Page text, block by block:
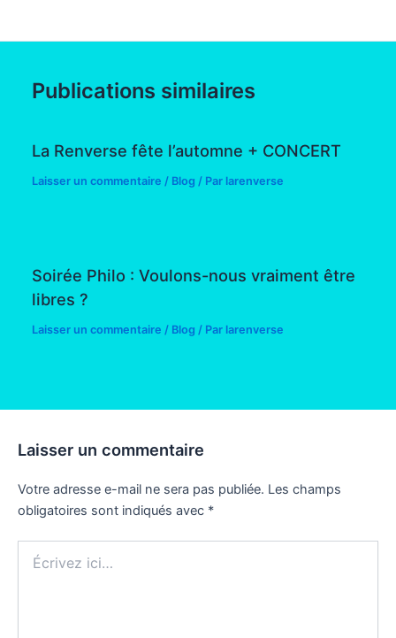
Publications similaires
La Renverse fête l’automne + CONCERT
Laisser un commentaire / Blog / Par larenverse
Soirée Philo : Voulons-nous vraiment être
libres ?
Laisser un commentaire / Blog / Par larenverse
Laisser un commentaire
Votre adresse e-mail ne sera pas publiée. Les champs
obligatoires sont indiqués avec *
ici…